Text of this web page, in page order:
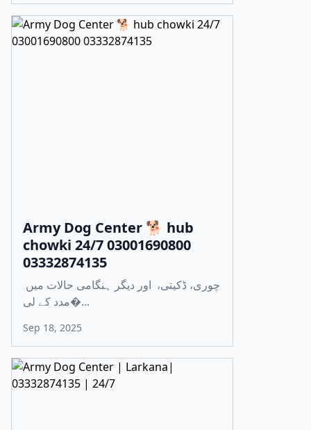
Army Dog Center 🐕 hub
chowki 24/7 03001690800
03332874135
مدد کے لی�...
Sep 18, 2025